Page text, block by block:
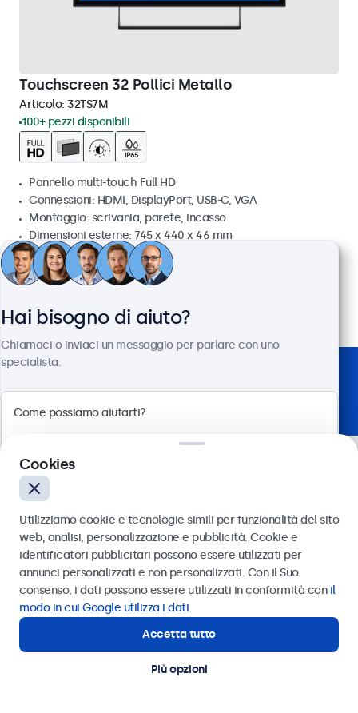
Touchscreen 32 Pollici Metallo
Articolo: 32TS7M
100+ pezzi disponibili
Pannello multi-touch Full HD
Connessioni: HDMI, DisplayPort, USB-C, VGA
Montaggio: scrivania, parete, incasso
Dimensioni esterne: 745 x 440 x 46 mm
€ 699,00
€ 852,78 IVA incl.
Visualizza
Hai bisogno di aiuto? Parla
con uno dei nostri
Hai bisogno di aiuto?
Chiamaci o inviaci un messaggio per parlare con uno
specialista.
Inviare
Oppure chiamaci al
Contatta i nostri esperti
Cookies
Utilizziamo cookie e tecnologie simili per funzionalità del sito
web, analisi, personalizzazione e pubblicità. Cookie e
identificatori pubblicitari possono essere utilizzati per
annunci personalizzati e non personalizzati. Con il Suo
consenso, i dati possono essere utilizzati in conformità con il
modo in cui Google utilizza i dati.
Accetta tutto
Più opzioni